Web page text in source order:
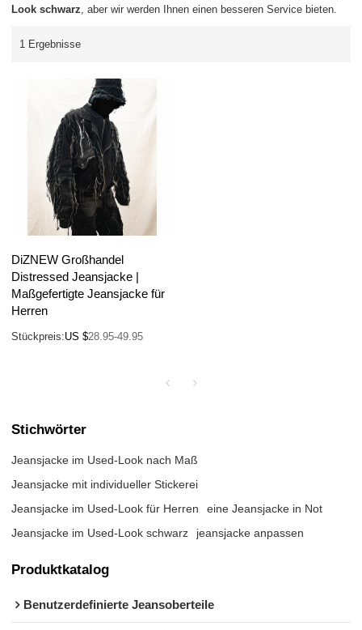
Look schwarz, aber wir werden Ihnen einen besseren Service bieten.
1 Ergebnisse
DiZNEW Großhandel
Distressed Jeansjacke |
Maßgefertigte Jeansjacke für
Herren
Stückpreis:US $28.95-49.95
Stichwörter
Jeansjacke im Used-Look nach Maß
Jeansjacke mit individueller Stickerei
Jeansjacke im Used-Look für Herren
eine Jeansjacke in Not
Jeansjacke im Used-Look schwarz
jeansjacke anpassen
Produktkatalog
Benutzerdefinierte Jeansoberteile